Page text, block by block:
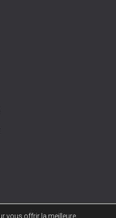
vous offrir la meilleure